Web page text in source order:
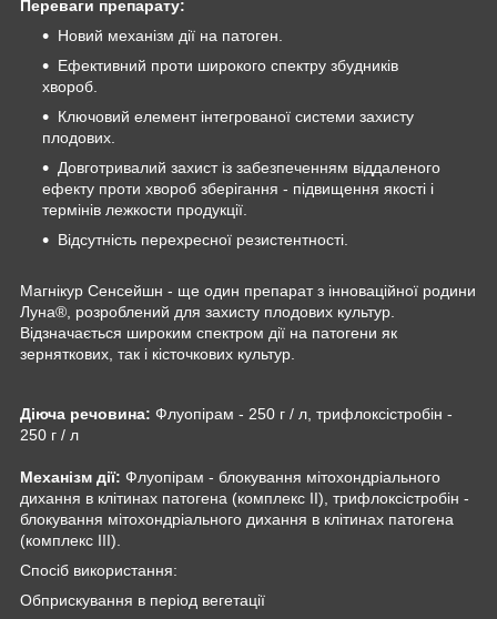
Переваги препарату:
Новий механізм дії на патоген.
Ефективний проти широкого спектру збудників
хвороб.
Ключовий елемент інтегрованої системи захисту
плодових.
Довготривалий захист із забезпеченням віддаленого
ефекту проти хвороб зберігання - підвищення якості і
термінів лежкости продукції.
Відсутність перехресної резистентності.
Магнікур Сенсейшн - ще один препарат з інноваційної родини
Луна®, розроблений для захисту плодових культур.
Відзначається широким спектром дії на патогени як
зерняткових, так і кісточкових культур.
Діюча речовина: Флуопірам - 250 г / л, трифлоксістробін -
250 г / л
Механізм дії: Флуопірам - блокування мітохондріального
дихання в клітинах патогена (комплекс II), трифлоксістробін -
блокування мітохондріального дихання в клітинах патогена
(комплекс ІIІ).
Спосіб використання:
Обприскування в період вегетації